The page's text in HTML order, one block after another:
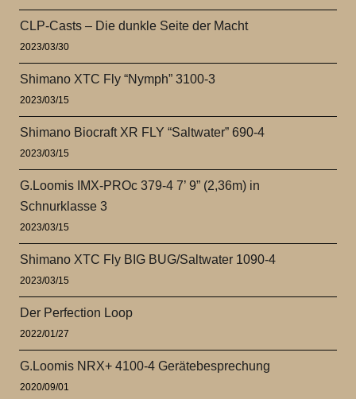
CLP-Casts – Die dunkle Seite der Macht
2023/03/30
Shimano XTC Fly “Nymph” 3100-3
2023/03/15
Shimano Biocraft XR FLY “Saltwater” 690-4
2023/03/15
G.Loomis IMX-PROc 379-4 7’ 9” (2,36m) in
Schnurklasse 3
2023/03/15
Shimano XTC Fly BIG BUG/Saltwater 1090-4
2023/03/15
Der Perfection Loop
2022/01/27
G.Loomis NRX+ 4100-4 Gerätebesprechung
2020/09/01